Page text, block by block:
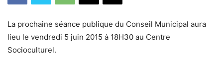
La prochaine séance publique du Conseil Municipal aura
lieu le vendredi 5 juin 2015 à 18H30 au Centre
Socioculturel.